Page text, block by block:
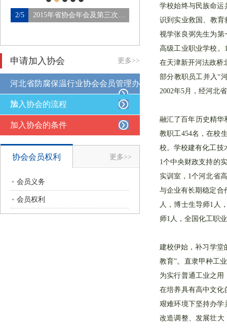
2/5 2015年省协会年会及第三次会… 论坛会场
申请加入协会 更多>>
河北省防腐保温行业协会会员管理办
法
加入协会的流程
加入协会的条件
协会会员权利 更多>>
会员义务
会员权利
学校始终与民族命运
识到实业救国、教育
视学张良弼先生为第
高级工业职业学校。
在天津新开河法政桥
部分教职员工并入“
2002年5月，经河北
融汇了百年历史精华
教职工454名，在校
校。学校建有化工技
1个中央财政支持的
实训室，1个河北省
与企业有长期稳定合
人，博士生导师1人
师1人，全国化工职
建校伊始，补习学堂
教育”。直隶甲种工
为实行普通工业之
在培养具有高中文化
艰难环境下坚持办学
改造调整、发展壮大